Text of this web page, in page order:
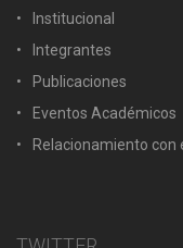
Institucional
Integrantes
Publicaciones
Eventos Académicos
Relacionamiento con